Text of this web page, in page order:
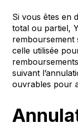
Si vous êtes en
total ou partiel,
remboursement
celle utilisée
suivant
ouvrables pour